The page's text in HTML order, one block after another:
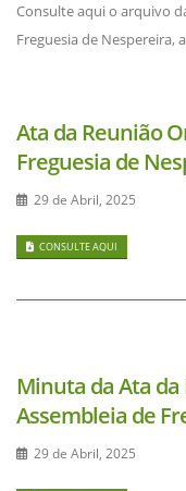
Consulte aqui o arquivo
Freguesia de Nespereira,
Ata da Reunião
Freguesia de
29 de Abril, 2025
CONSULTE AQUI
Minuta da Ata
Assembleia de
29 de Abril, 2025